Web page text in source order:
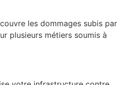
les dommages subis par
plusieurs métiers soumis à